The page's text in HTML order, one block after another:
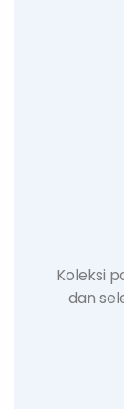
Koleksi
dan